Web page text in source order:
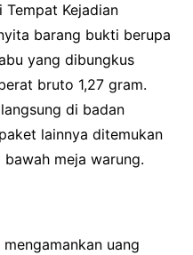
Tempat Kejadian
barang bukti berupa
yang dibungkus
bruto 1,27 gram.
di badan
lainnya ditemukan
meja warung.
uang